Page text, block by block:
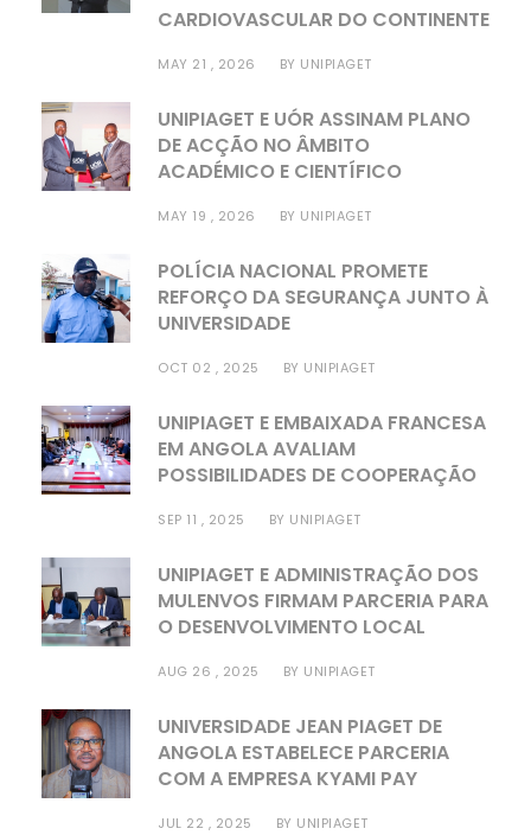
CARDIOVASCULAR DO CONTINENTE
MAY 21 , 2026 BY UNIPIAGET
UNIPIAGET E UÓR ASSINAM PLANO
DE ACÇÃO NO ÂMBITO
ACADÉMICO E CIENTÍFICO
MAY 19 , 2026 BY UNIPIAGET
POLÍCIA NACIONAL PROMETE
REFORÇO DA SEGURANÇA JUNTO À
UNIVERSIDADE
OCT 02 , 2025 BY UNIPIAGET
UNIPIAGET E EMBAIXADA FRANCESA
EM ANGOLA AVALIAM
POSSIBILIDADES DE COOPERAÇÃO
SEP 11 , 2025 BY UNIPIAGET
UNIPIAGET E ADMINISTRAÇÃO DOS
MULENVOS FIRMAM PARCERIA PARA
O DESENVOLVIMENTO LOCAL
AUG 26 , 2025 BY UNIPIAGET
UNIVERSIDADE JEAN PIAGET DE
ANGOLA ESTABELECE PARCERIA
COM A EMPRESA KYAMI PAY
JUL 22 , 2025 BY UNIPIAGET